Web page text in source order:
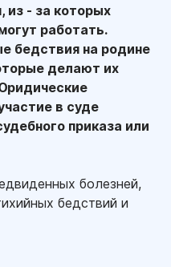
из - за которых
работать.
бедствия на родине
делают их
в суде
приказа или
болезней,
бедствий и